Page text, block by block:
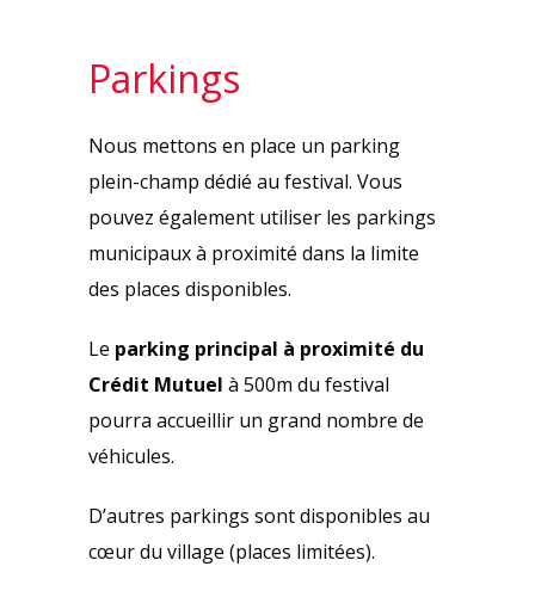
Parkings
Nous mettons en place un parking
plein-champ dédié au festival. Vous
pouvez également utiliser les parkings
municipaux à proximité dans la limite
des places disponibles.
Le parking principal à proximité du
Crédit Mutuel à 500m du festival
pourra accueillir un grand nombre de
véhicules.
D’autres parkings sont disponibles au
cœur du village (places limitées).